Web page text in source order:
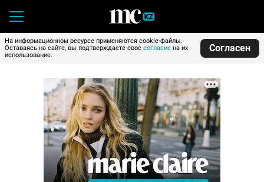
На информационном ресурсе применяются cookie-файлы.
Оставаясь на сайте, вы подтверждаете свое согласие на их
использование.
Согласен